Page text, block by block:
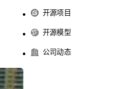
开源项目
开源模型
公司动态